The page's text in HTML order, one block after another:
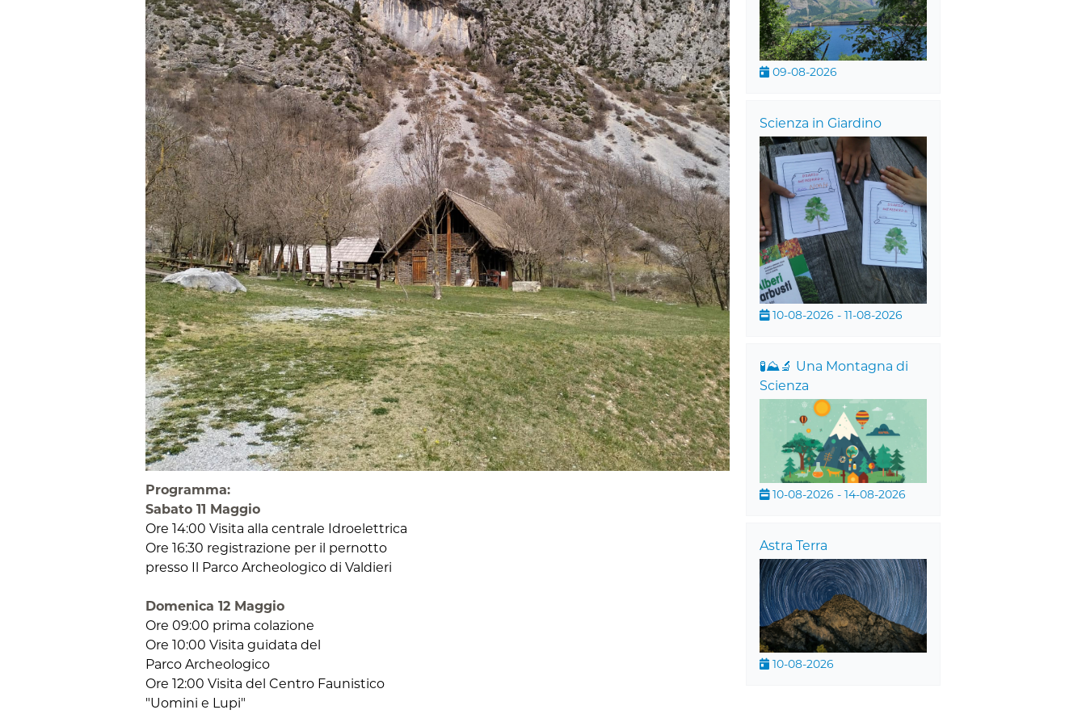
Programma:
Sabato 11 Maggio
Ore 14:00 Visita alla centrale Idroelettrica
Ore 16:30 registrazione per il pernotto
presso Il Parco Archeologico di Valdieri
Domenica 12 Maggio
Ore 09:00 prima colazione
Ore 10:00 Visita guidata del
Parco Archeologico
Ore 12:00 Visita del Centro Faunistico
"Uomini e Lupi"
09-08-2026
Scienza in Giardino
10-08-2026 - 11-08-2026
🧪⛰️🔬 Una Montagna di
Scienza
10-08-2026 - 14-08-2026
Astra Terra
10-08-2026